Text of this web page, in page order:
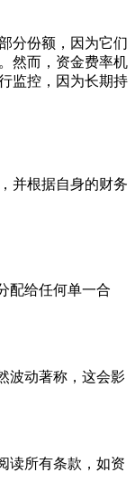
分份额，因为它们
然而，资金费率机
监控，因为长期持
并根据自身的财务
配给任何单一合
波动著称，这会影
读所有条款，如资